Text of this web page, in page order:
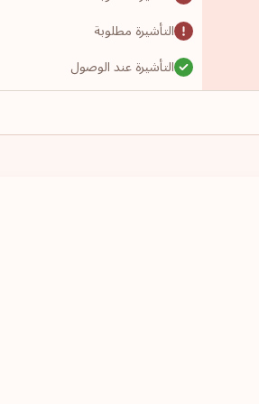
التأشيرة مطلوبة
التأشيرة عند الوصول
التأشيرة مطلوبة